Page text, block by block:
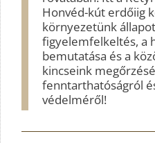
Honvéd-kút erdőiig
környezetünk
figyelemfelkeltés, a
bemutatása és a
kincseink
fenntarthatóságról
védelméről!